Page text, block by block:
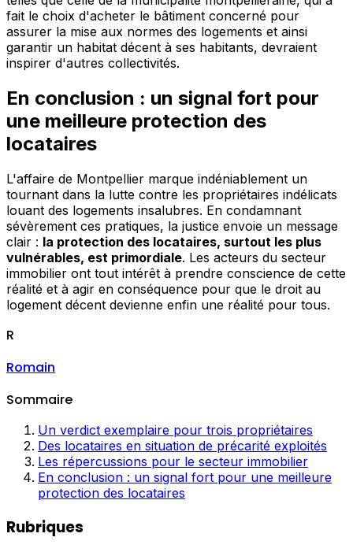
fait le choix d'acheter le bâtiment concerné pour
assurer la mise aux normes des logements et ainsi
garantir un habitat décent à ses habitants, devraient
inspirer d'autres collectivités.
En conclusion : un signal fort pour
une meilleure protection des
locataires
L'affaire de Montpellier marque indéniablement un
tournant dans la lutte contre les propriétaires indélicats
louant des logements insalubres. En condamnant
sévèrement ces pratiques, la justice envoie un message
clair : la protection des locataires, surtout les plus
vulnérables, est primordiale. Les acteurs du secteur
immobilier ont tout intérêt à prendre conscience de cette
réalité et à agir en conséquence pour que le droit au
logement décent devienne enfin une réalité pour tous.
R
Romain
Sommaire
Un verdict exemplaire pour trois propriétaires
Des locataires en situation de précarité exploités
Les répercussions pour le secteur immobilier
En conclusion : un signal fort pour une meilleure
protection des locataires
Rubriques